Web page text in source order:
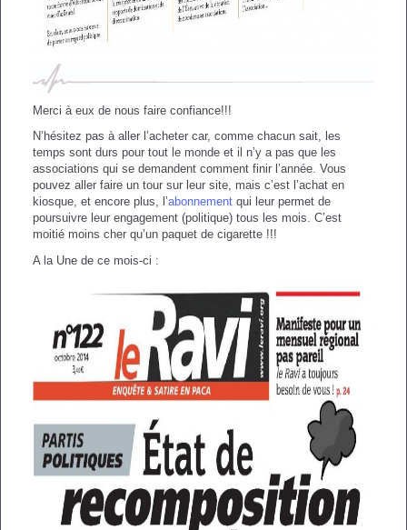
Accompagnement
collectif
Merci à eux de nous faire confiance!!!
N’hésitez pas à aller l’acheter car, comme chacun sait, les
temps sont durs pour tout le monde et il n’y a pas que les
associations qui se demandent comment finir l’année. Vous
pouvez aller faire un tour sur leur site, mais c’est l’achat en
kiosque, et encore plus, l’abonnement qui leur permet de
poursuivre leur engagement (politique) tous les mois. C’est
moitié moins cher qu’un paquet de cigarette !!!
A la Une de ce mois-ci :